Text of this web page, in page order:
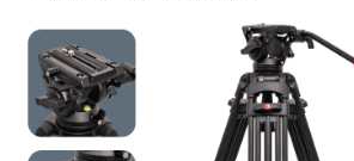
je
4,7
z
5
hvězdiček.